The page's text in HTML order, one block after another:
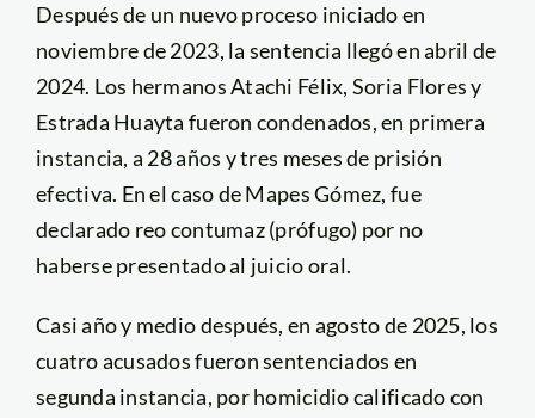
Después de un nuevo proceso iniciado en
noviembre de 2023, la sentencia llegó en abril de
2024. Los hermanos Atachi Félix, Soria Flores y
Estrada Huayta fueron condenados, en primera
instancia, a 28 años y tres meses de prisión
efectiva. En el caso de Mapes Gómez, fue
declarado reo contumaz (prófugo) por no
haberse presentado al juicio oral.
Casi año y medio después, en agosto de 2025, los
cuatro acusados fueron sentenciados en
segunda instancia, por homicidio calificado con